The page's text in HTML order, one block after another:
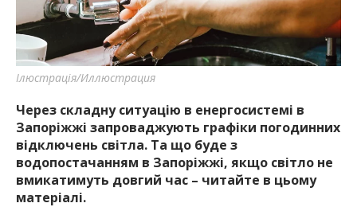
найважливішу інформацію про події
міста Запоріжжя та області.
Ілюстрація/Иллюстрация
Через складну ситуацію в енергосистемі в
Запоріжжі запроваджують графіки погодинних
відключень світла. Та що буде з
водопостачанням в Запоріжжі, якщо світло не
вмикатимуть довгий час – читайте в цьому
матеріалі.